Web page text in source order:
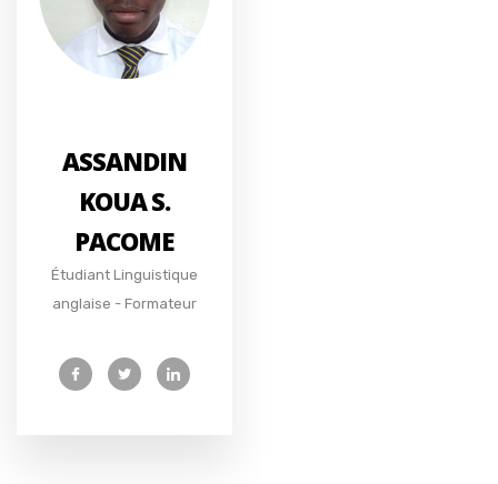
ASSANDIN
KOUA S.
PACOME
Étudiant Linguistique
anglaise - Formateur